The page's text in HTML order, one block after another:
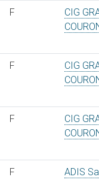
F
CIG
F
CIG
F
CIG
F ADIS